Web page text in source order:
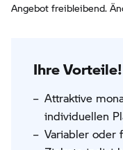
Angebot freibleibend.
Ihre Vorteile!
Attraktive
individuellen
Variabler oder